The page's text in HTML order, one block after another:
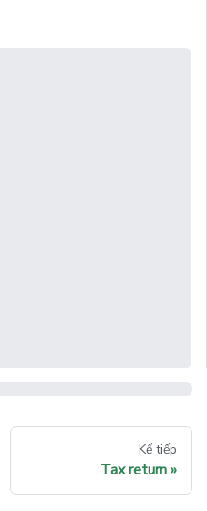
Kế tiếp
Tax return